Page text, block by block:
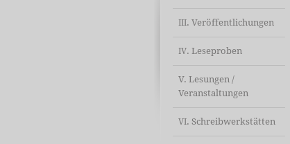
III. Veröffentlichungen
IV. Leseproben
V. Lesungen /
Veranstaltungen
VI. Schreibwerkstätten